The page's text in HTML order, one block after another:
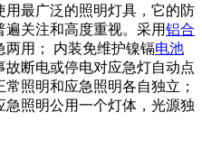
最广泛的照明灯具，它的防
关注和高度重视。采用铝合
两用； 内装免维护镍镉电池
断电或停电对应急灯自动点
照明和应急照明各自独立；
照明公用一个灯体，光源独